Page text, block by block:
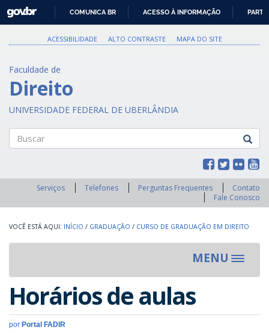
PARA
O
GOVBR
COMUNICA BR ACESSO À INFORMAÇÃO
ACESSIBILIDADE ALTO CONTRASTE MAPA DO SITE
Faculdade de
Direito
UNIVERSIDADE FEDERAL DE UBERLÂNDIA
Serviços Telefones Perguntas Frequentes
Contato
Fale Conosco
INÍCIO / GRADUAÇÃO / CURSO DE GRADUAÇÃO EM DIREITO
MENU
Toggle
Horários de aulas
por Portal FADIR